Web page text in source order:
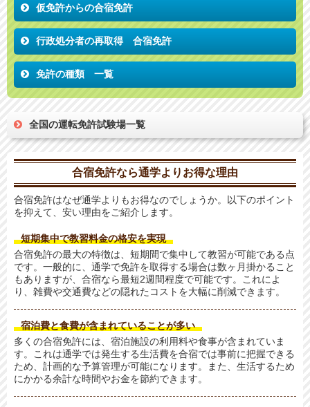
【新潟県】みどり自動車学校 、8/5・17セール。>>
日限定］普通車AT、シングルAが387,000円（税込）！！
【福島県】会津田島ドライビングスクール 、9/9セール。
>>［入校日限定］普通車AT、レギュラーが
込）！！
仮免許からの合宿免許
行政処分者の再取得 合宿免許
免許の種類 一覧
全国の運転免許試験場一覧
合宿免許なら通学よりお得な理由
合宿免許はなぜ通学よりもお得なのでしょうか。以下のポイント
を抑えて、安い理由をご紹介します。
短期集中で教習料金の格安を実現
合宿免許の最大の特徴は、短期間で集中して教習が可能である点
です。一般的に、通学で免許を取得する場合は数ヶ月掛かること
もありますが、合宿なら最短2週間程度で可能です。これによ
り、雑費や交通費などの隠れたコストを大幅に削減できます。
宿泊費と食費が含まれていることが多い
多くの合宿免許には、宿泊施設の利用料や食事が含まれていま
す。これは通学では発生する生活費を合宿では事前に把握できる
ため、計画的な予算管理が可能になります。また、生活するため
にかかる余計な時間やお金を節約できます。